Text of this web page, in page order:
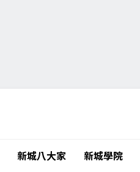
新城八大家 新城學院